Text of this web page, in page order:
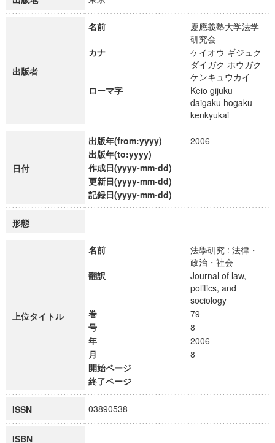
出版者
名前
慶應義塾大学法学
研究会
カナ
ケイオウ ギジュク
ダイガク ホウガク
ケンキュウカイ
ローマ字
Keio gijuku
daigaku hogaku
kenkyukai
日付
出版年(from:yyyy)
2006
出版年(to:yyyy)
作成日(yyyy-mm-dd)
更新日(yyyy-mm-dd)
記録日(yyyy-mm-dd)
形態
上位タイトル
名前
法學研究 : 法律・
政治・社会
翻訳
Journal of law,
politics, and
sociology
巻
79
号
8
年
2006
月
8
開始ページ
終了ページ
ISSN 03890538
ISBN